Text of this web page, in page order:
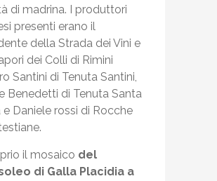
di madrina. I produttori
presenti erano il
della Strada dei Vini e
dei Colli di Rimini
Santini di Tenuta Santini,
Benedetti di Tenuta Santa
e Daniele rossi di Rocche
il mosaico del
di Galla Placidia a